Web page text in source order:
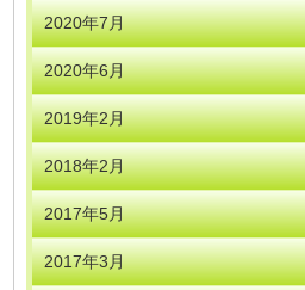
2020年7月
2020年6月
2019年2月
2018年2月
2017年5月
2017年3月